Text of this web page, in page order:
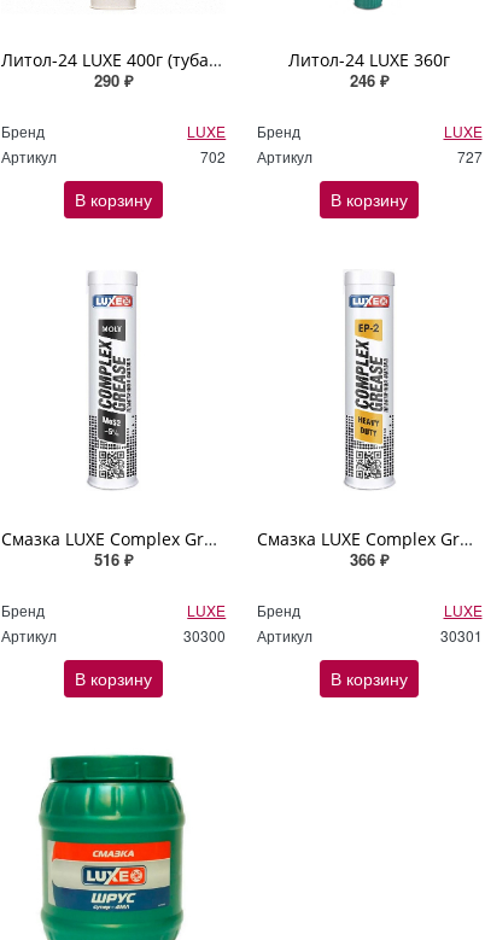
Литол-24 LUXЕ 400г (туба картуш)
290 ₽
Бренд
LUXE
Артикул
702
В корзину
Литол-24 LUХЕ 360г
246 ₽
Бренд
LUXE
Артикул
727
В корзину
Смазка LUXE Complex Grease Moly (MoS2) 400г (картуш) серая
516 ₽
Бренд
LUXE
Артикул
30300
В корзину
Смазка LUXE Complex Grese EP-2 Heavy Duty 400г (картуш) желтая
366 ₽
Бренд
LUXE
Артикул
30301
В корзину